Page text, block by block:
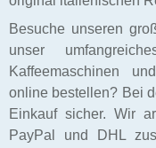
Besuche unseren
unser
Kaffeemaschinen
online bestellen? Bei
Einkauf sicher. Wir
PayPal und DHL